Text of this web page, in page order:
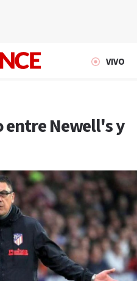
VIVO
entre Newell's y